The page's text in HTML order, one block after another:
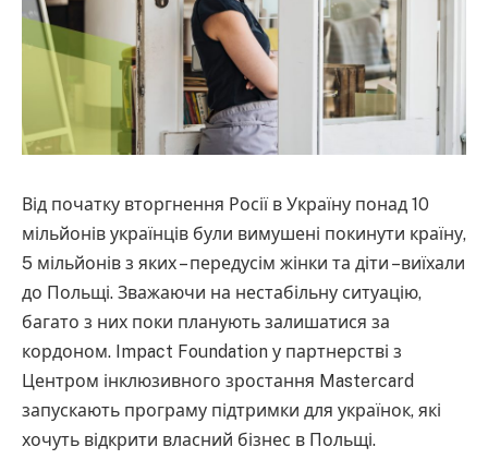
Від початку вторгнення Росії в Україну понад 10
мільйонів українців були вимушені покинути країну,
5 мільйонів з яких – передусім жінки та діти –виїхали
до Польщі. Зважаючи на нестабільну ситуацію,
багато з них поки планують залишатися за
кордоном. Impact Foundation у партнерстві з
Центром інклюзивного зростання Mastercard
запускають програму підтримки для українок, які
хочуть відкрити власний бізнес в Польщі.